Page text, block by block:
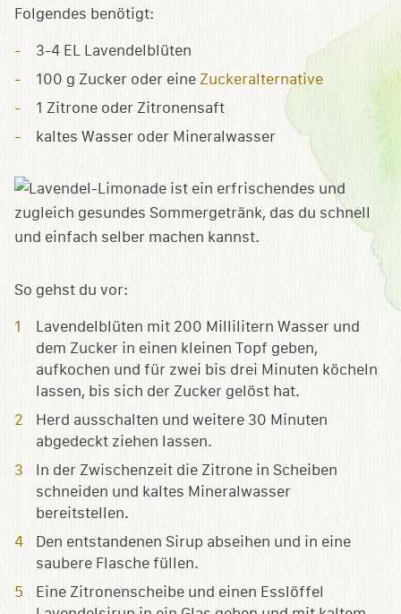
Folgendes benötigt:
3-4 EL Lavendelblüten
100 g Zucker oder eine Zuckeralternative
1 Zitrone oder Zitronensaft
kaltes Wasser oder Mineralwasser
So gehst du vor:
Lavendelblüten mit 200 Millilitern Wasser und
dem Zucker in einen kleinen Topf geben,
aufkochen und für zwei bis drei Minuten köcheln
lassen, bis sich der Zucker gelöst hat.
Herd ausschalten und weitere 30 Minuten
abgedeckt ziehen lassen.
In der Zwischenzeit die Zitrone in Scheiben
schneiden und kaltes Mineralwasser
bereitstellen.
Den entstandenen Sirup abseihen und in eine
saubere Flasche füllen.
Eine Zitronenscheibe und einen Esslöffel